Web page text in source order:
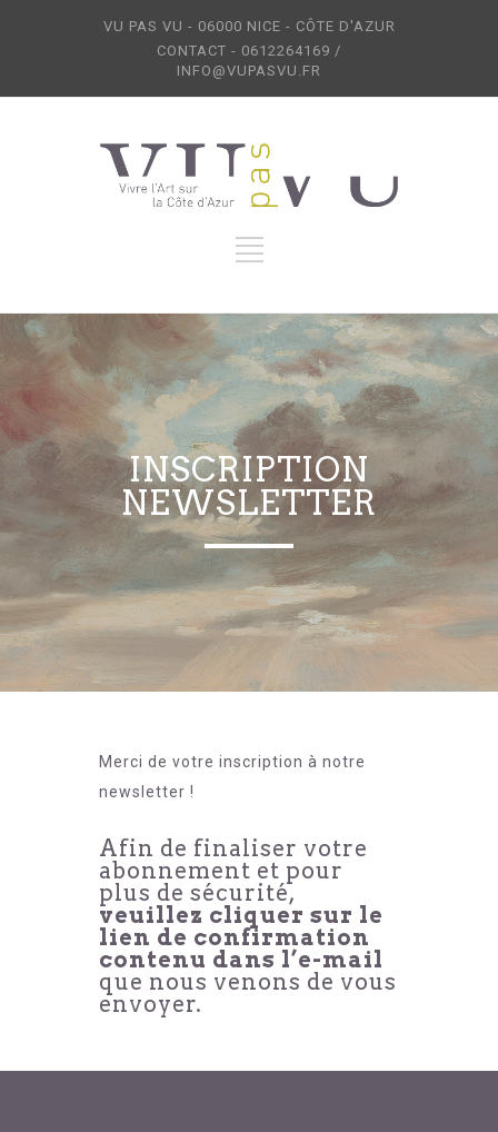
VU PAS VU - 06000 NICE - CÔTE D'AZUR
CONTACT - 0612264169 /
INFO@VUPASVU.FR
INSCRIPTION
NEWSLETTER
Merci de votre inscription à notre
newsletter !
Afin de finaliser votre
abonnement et pour
plus de sécurité,
veuillez cliquer sur le
lien de confirmation
contenu dans l’e-mail
que nous venons de vous
envoyer.